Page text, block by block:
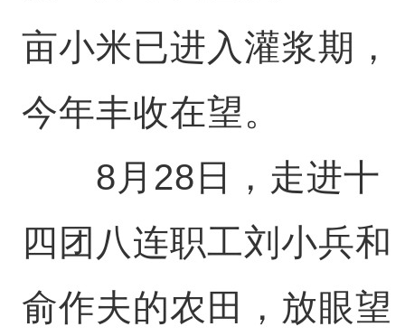
亩小米已进入灌浆期，
今年丰收在望。
8月28日，走进十
四团八连职工刘小兵和
俞作夫的农田，放眼望